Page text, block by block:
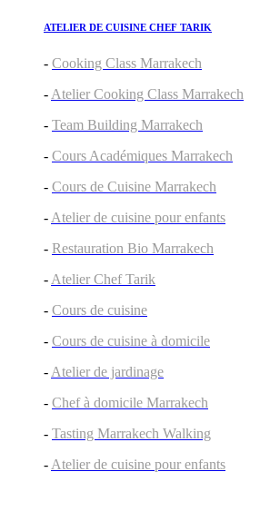
ATELIER DE CUISINE CHEF TARIK
- Cooking Class Marrakech
- Atelier Cooking Class Marrakech
- Team Building Marrakech
- Cours Académiques Marrakech
- Cours de Cuisine Marrakech
- Atelier de cuisine pour enfants
- Restauration Bio Marrakech
- Atelier Chef Tarik
- Cours de cuisine
- Cours de cuisine à domicile
- Atelier de jardinage
- Chef à domicile Marrakech
- Tasting Marrakech Walking
- Atelier de cuisine pour enfants